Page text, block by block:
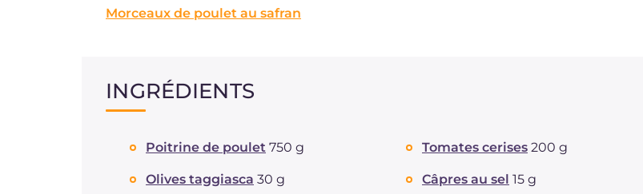
Morceaux de poulet au safran
INGRÉDIENTS
Poitrine de poulet 750 g Tomates cerises 200 g
Olives taggiasca 30 g Câpres au sel 15 g